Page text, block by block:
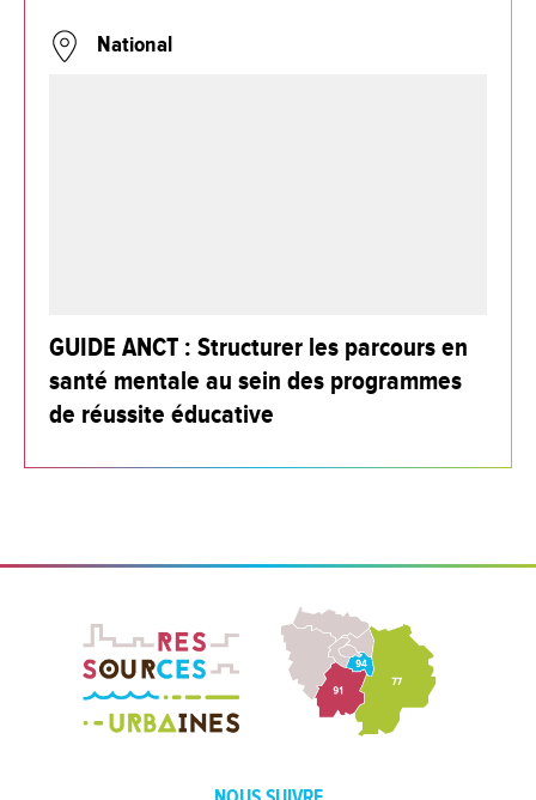
National
GUIDE ANCT : Structurer les parcours en
santé mentale au sein des programmes
de réussite éducative